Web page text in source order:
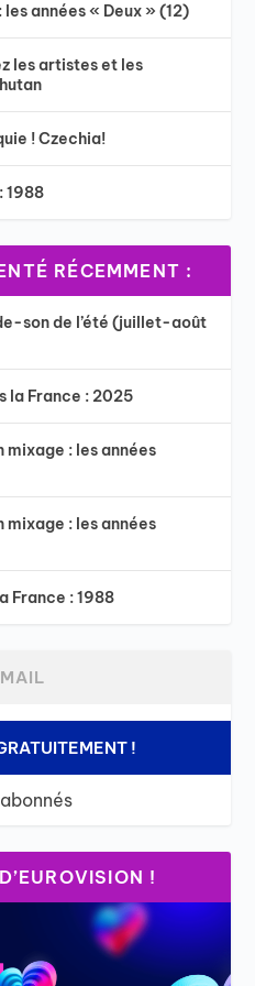
années « Deux » (12)
les artistes et les
! Czechia!
1988
RÉCEMMENT :
son de l’été (juillet-août
la France : 2025
mixage : les années
mixage : les années
France : 1988
!
!